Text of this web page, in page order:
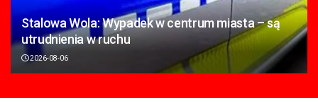
Stalowa Wola: Wypadek w centrum miasta – są
utrudnienia w ruchu
2026-08-06